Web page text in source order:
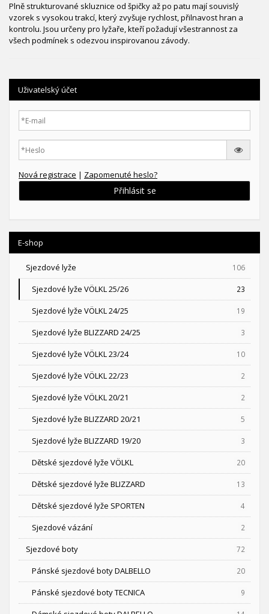
Plně strukturované skluznice od špičky až po patu mají souvislý
vzorek s vysokou trakcí, který zvyšuje rychlost, přilnavost hran a
kontrolu. Jsou určeny pro lyžaře, kteří požadují všestrannost za
všech podmínek s odezvou inspirovanou závody.
Uživatelský účet
Nová registrace | Zapomenuté heslo?
Přihlásit se
E-shop
Sjezdové lyže 106
Sjezdové lyže VÖLKL 25/26 23
Sjezdové lyže VÖLKL 24/25 19
Sjezdové lyže BLIZZARD 24/25 3
Sjezdové lyže VÖLKL 23/24 10
Sjezdové lyže VÖLKL 22/23 2
Sjezdové lyže VÖLKL 20/21 2
Sjezdové lyže BLIZZARD 20/21 5
Sjezdové lyže BLIZZARD 19/20 3
Dětské sjezdové lyže VÖLKL 20
Dětské sjezdové lyže BLIZZARD 13
Dětské sjezdové lyže SPORTEN 4
Sjezdové vázání 2
Sjezdové boty 72
Pánské sjezdové boty DALBELLO 20
Pánské sjezdové boty TECNICA 9